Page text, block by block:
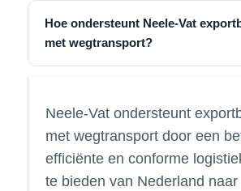
Hoe ondersteunt Neele-Vat
met wegtransport?
Neele-Vat ondersteunt
met wegtransport door een
efficiënte en conforme
te bieden van Nederland naar